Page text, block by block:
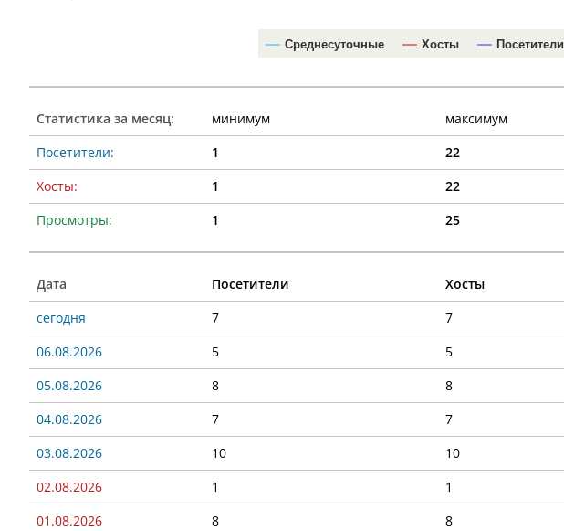
Среднесуточные Хосты Посетители
Статистика за месяц: минимум максимум
Посетители:
1 22
Хосты:
1 22
Просмотры:
1 25
Дата Посетители Хосты
сегодня
7 7
06.08.2026
5 5
05.08.2026
8 8
04.08.2026
7 7
03.08.2026
10 10
02.08.2026
1 1
01.08.2026
8 8